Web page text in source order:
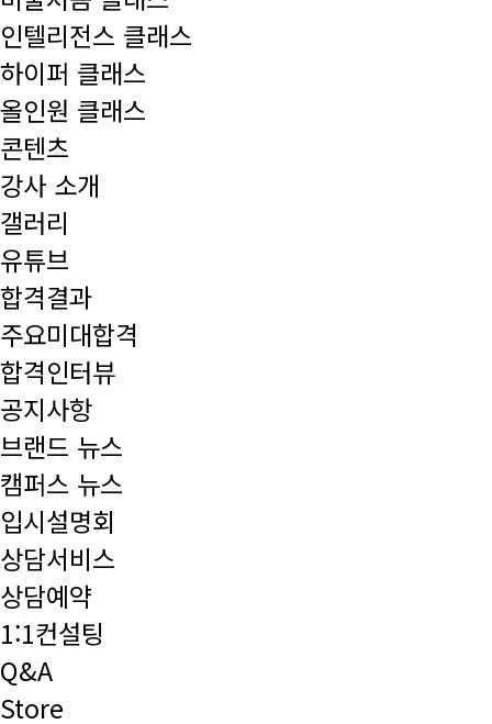
인텔리전스 클래스
하이퍼 클래스
올인원 클래스
콘텐츠
강사 소개
갤러리
유튜브
합격결과
주요미대합격
합격인터뷰
공지사항
브랜드 뉴스
캠퍼스 뉴스
입시설명회
상담서비스
상담예약
1:1컨설팅
Q&A
Store